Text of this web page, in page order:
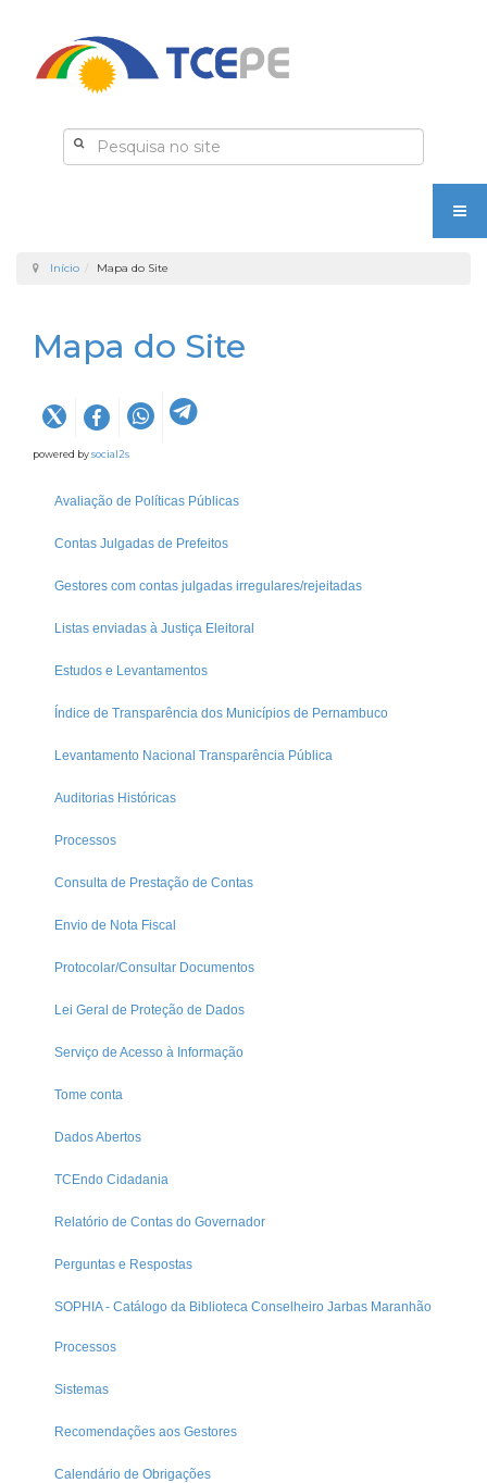
Início Mapa do Site
Mapa do Site
powered bysocial2s
Avaliação de Políticas Públicas
Contas Julgadas de Prefeitos
Gestores com contas julgadas irregulares/rejeitadas
Listas enviadas à Justiça Eleitoral
Estudos e Levantamentos
Índice de Transparência dos Municípios de Pernambuco
Levantamento Nacional Transparência Pública
Auditorias Históricas
Processos
Consulta de Prestação de Contas
Envio de Nota Fiscal
Protocolar/Consultar Documentos
Lei Geral de Proteção de Dados
Serviço de Acesso à Informação
Tome conta
Dados Abertos
TCEndo Cidadania
Relatório de Contas do Governador
Perguntas e Respostas
SOPHIA - Catálogo da Biblioteca Conselheiro Jarbas Maranhão
Processos
Sistemas
Recomendações aos Gestores
Calendário de Obrigações